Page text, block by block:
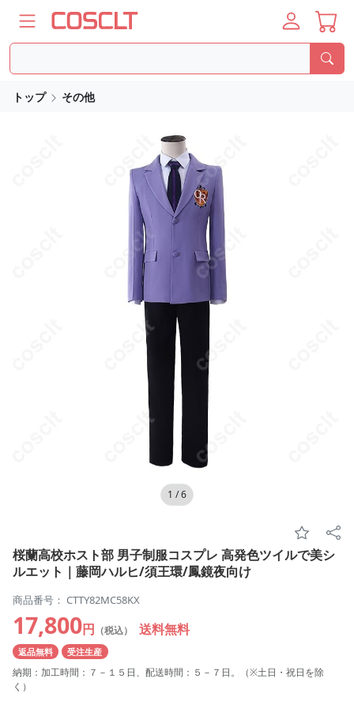
トップ その他
1 /6
桜蘭高校ホスト部 男子制服コスプレ 高発色ツイルで美シ
ルエット｜藤岡ハルヒ/須王環/鳳鏡夜向け
商品番号： CTTY82MC58KX
17,800円 （税込） 送料無料
返品無料 受注生産
納期：加工時間：７－１５日、配送時間：５－７日。（※土日・祝日を除
く）